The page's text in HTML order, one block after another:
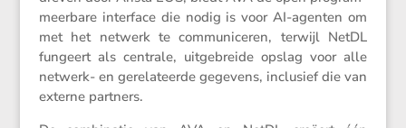
meer­bare inter­face die nodig is voor AI-agenten om
met het netwerk te commu­ni­ceren, terwijl NetDL
fungeert als centrale, uitge­breide opslag voor alle
netwerk- en gerela­teerde gegevens, inclu­sief die van
externe partners.